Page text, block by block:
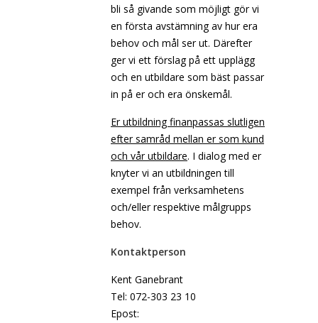
bli så givande som möjligt gör vi
en första avstämning av hur era
behov och mål ser ut. Därefter
ger vi ett förslag på ett upplägg
och en utbildare som bäst passar
in på er och era önskemål.
Er utbildning finanpassas slutligen
efter samråd mellan er som kund
och vår utbildare. I dialog med er
knyter vi an utbildningen till
exempel från verksamhetens
och/eller respektive målgrupps
behov.
Kontaktperson
Kent Ganebrant
Tel: 072-303 23 10
Epost: